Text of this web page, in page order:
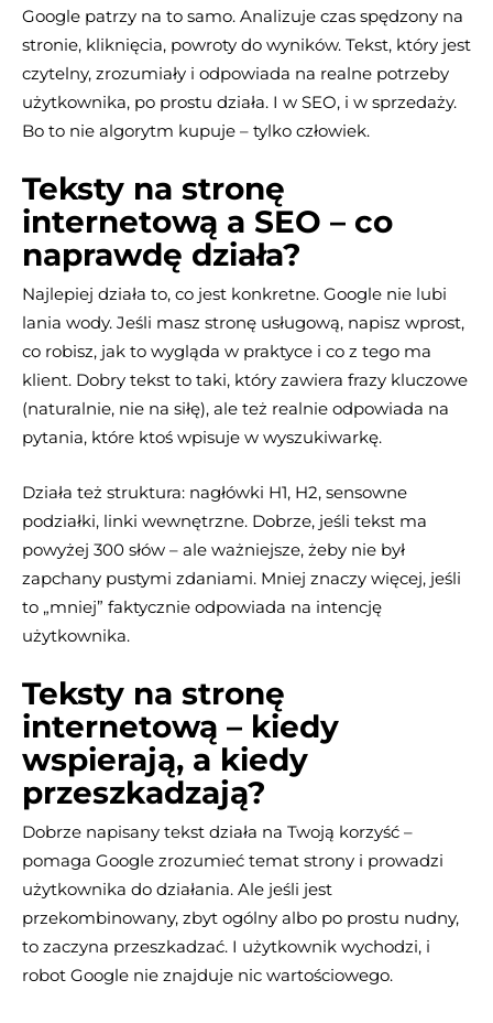
Google patrzy na to samo. Analizuje czas spędzony na
stronie, kliknięcia, powroty do wyników. Tekst, który jest
czytelny, zrozumiały i odpowiada na realne potrzeby
użytkownika, po prostu działa. I w SEO, i w sprzedaży.
Bo to nie algorytm kupuje – tylko człowiek.
Teksty na stronę
internetową a SEO – co
naprawdę działa?
Najlepiej działa to, co jest konkretne. Google nie lubi
lania wody. Jeśli masz stronę usługową, napisz wprost,
co robisz, jak to wygląda w praktyce i co z tego ma
klient. Dobry tekst to taki, który zawiera frazy kluczowe
(naturalnie, nie na siłę), ale też realnie odpowiada na
pytania, które ktoś wpisuje w wyszukiwarkę.
Działa też struktura: nagłówki H1, H2, sensowne
podziałki, linki wewnętrzne. Dobrze, jeśli tekst ma
powyżej 300 słów – ale ważniejsze, żeby nie był
zapchany pustymi zdaniami. Mniej znaczy więcej, jeśli
to „mniej” faktycznie odpowiada na intencję
użytkownika.
Teksty na stronę
internetową – kiedy
wspierają, a kiedy
przeszkadzają?
Dobrze napisany tekst działa na Twoją korzyść –
pomaga Google zrozumieć temat strony i prowadzi
użytkownika do działania. Ale jeśli jest
przekombinowany, zbyt ogólny albo po prostu nudny,
to zaczyna przeszkadzać. I użytkownik wychodzi, i
robot Google nie znajduje nic wartościowego.